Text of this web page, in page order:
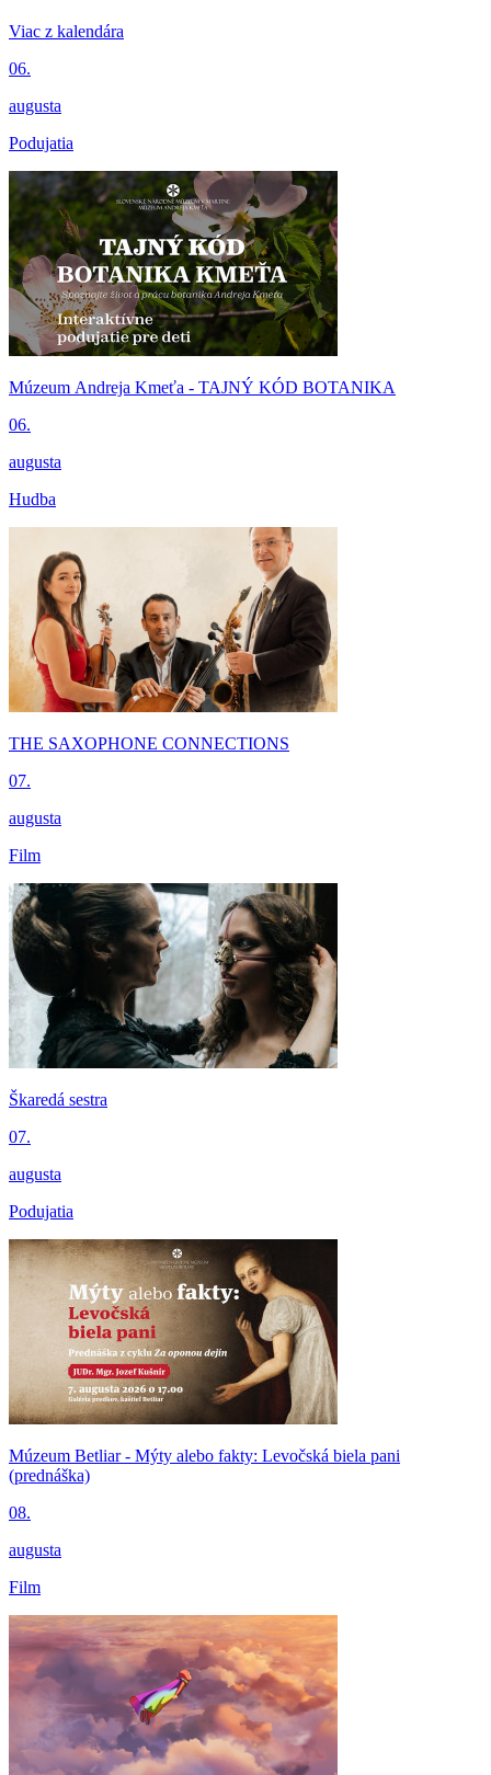
Viac z kalendára
06.
augusta
Podujatia
Múzeum Andreja Kmeťa - TAJNÝ KÓD BOTANIKA
06.
augusta
Hudba
THE SAXOPHONE CONNECTIONS
07.
augusta
Film
Škaredá sestra
07.
augusta
Podujatia
Múzeum Betliar - Mýty alebo fakty: Levočská biela pani
(prednáška)
08.
augusta
Film